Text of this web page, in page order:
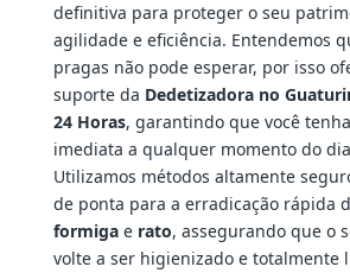
definitiva para proteger o seu
agilidade e eficiência. Entendemos
pragas não pode esperar, por isso
suporte da Dedetizadora no
24 Horas, garantindo que você
imediata a qualquer momento do
Utilizamos métodos altamente
de ponta para a erradicação rápida
formigae rato, assegurando que o
volte a ser higienizado e totalmente